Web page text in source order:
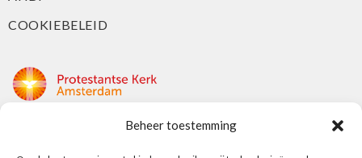
Beheer toestemming
COOKIEBELEID